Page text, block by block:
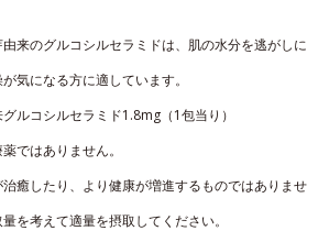
来のグルコシルセラミドは、肌の水分を逃がしに
気になる方に適しています。
ルコシルセラミド1.8mg（1包当り）
ではありません。
癒したり、より健康が増進するものではありませ
を考えて適量を摂取してください。